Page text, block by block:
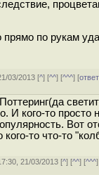
прямо по рукам
03/2013 [^] [^^] [^^^] [
И кого-то просто
Вот
то что-то
21/03/2013 [^] [^^] [^^^